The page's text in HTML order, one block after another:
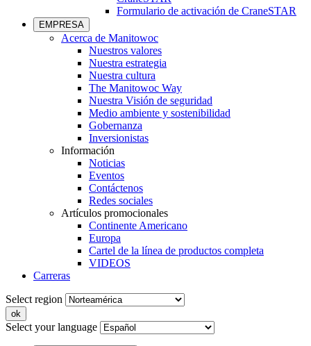
Formulario de activación de CraneSTAR
EMPRESA
Acerca de Manitowoc
Nuestros valores
Nuestra estrategia
Nuestra cultura
The Manitowoc Way
Nuestra Visión de seguridad
Medio ambiente y sostenibilidad
Gobernanza
Inversionistas
Información
Noticias
Eventos
Contáctenos
Redes sociales
Artículos promocionales
Continente Americano
Europa
Cartel de la línea de productos completa
VIDEOS
Carreras
Select region
Select your language